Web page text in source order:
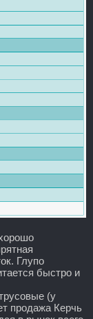
Глупо
быстро и
(у
продажа Керчь